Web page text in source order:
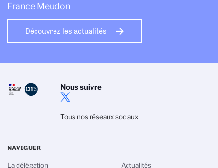
France Meudon
Découvrez les actualités
Nous suivre
Tous nos réseaux sociaux
NAVIGUER
La délégation Actualités